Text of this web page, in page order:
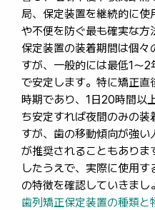
局、保定装置を継続的に使
や不便を防ぐ最も確実な方
保定装置の装着期間は個々
すが、一般的には最低1〜
で安定します。特に矯正
時期であり、1日20時間以
ち安定すれば夜間のみの
すが、歯の移動傾向が強
が推奨されることもあり
したうえで、実際に使用
の特徴を確認していきまし
歯列矯正保定装置の種類と